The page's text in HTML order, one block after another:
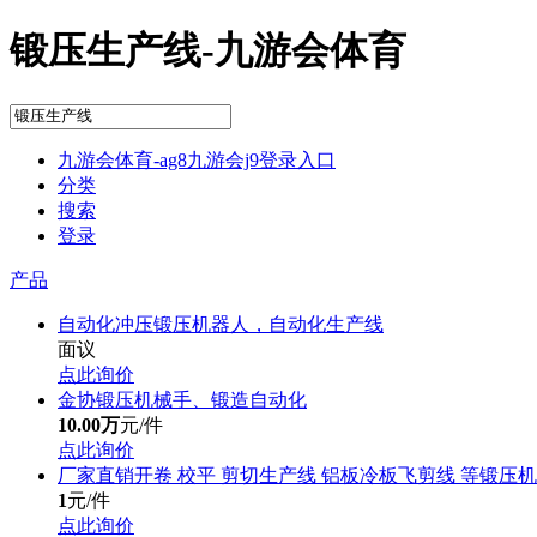
锻压生产线-九游会体育
九游会体育-ag8九游会j9登录入口
分类
搜索
登录
产品
自动化冲压锻压机器人，自动化生产线
面议
点此询价
金协锻压机械手、锻造自动化
10.00万元/件
点此询价
厂家直销开卷 校平 剪切生产线 铝板冷板飞剪线 等锻压
1元/件
点此询价